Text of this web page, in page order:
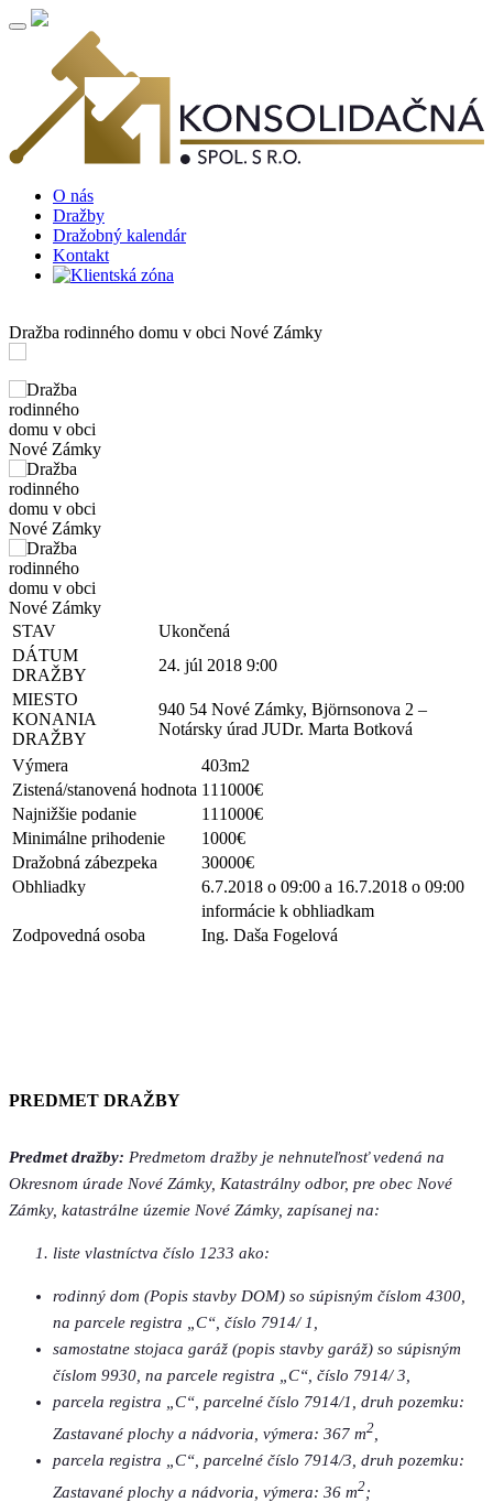
O nás
Dražby
Dražobný kalendár
Kontakt
Dražba rodinného domu v obci Nové Zámky
STAV
Ukončená
DÁTUM
DRAŽBY
24. júl 2018 9:00
MIESTO
KONANIA
DRAŽBY
940 54 Nové Zámky, Björnsonova 2 –
Notársky úrad JUDr. Marta Botková
Výmera
403m2
Zistená/stanovená hodnota 111000€
Najnižšie podanie
111000€
Minimálne prihodenie
1000€
Dražobná zábezpeka
30000€
Obhliadky
6.7.2018 o 09:00 a 16.7.2018 o 09:00
informácie k obhliadkam
Zodpovedná osoba
Ing. Daša Fogelová
PREDMET DRAŽBY
Predmet dražby: Predmetom dražby je nehnuteľnosť vedená na
Okresnom úrade Nové Zámky, Katastrálny odbor, pre obec Nové
Zámky, katastrálne územie Nové Zámky, zapísanej na:
liste vlastníctva číslo 1233 ako:
rodinný dom (Popis stavby DOM) so súpisným číslom 4300,
na parcele registra „C“, číslo 7914/ 1,
samostatne stojaca garáž (popis stavby garáž) so súpisným
číslom 9930, na parcele registra „C“, číslo 7914/ 3,
parcela registra „C“, parcelné číslo 7914/1, druh pozemku:
Zastavané plochy a nádvoria, výmera: 367 m2
parcela registra „C“, parcelné číslo 7914/3, druh pozemku:
Zastavané plochy a nádvoria, výmera: 36 m2;